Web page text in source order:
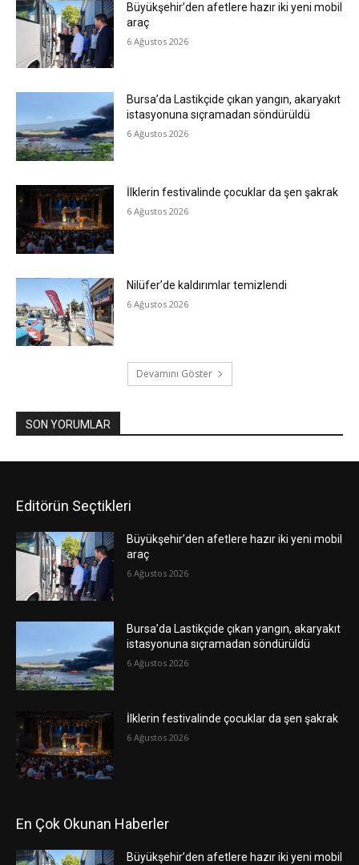
Büyükşehir’den afetlere hazır iki yeni mobil
araç
6 Ağustos 2026
Bursa’da Lastikçide çıkan yangın, akaryakıt
istasyonuna sıçramadan söndürüldü
6 Ağustos 2026
İlklerin festivalinde çocuklar da şen şakrak
6 Ağustos 2026
Nilüfer’de kaldırımlar temizlendi
6 Ağustos 2026
Devamını Göster
SON YORUMLAR
Editörün Seçtikleri
Büyükşehir’den afetlere hazır iki yeni mobil
araç
6 Ağustos 2026
Bursa’da Lastikçide çıkan yangın, akaryakıt
istasyonuna sıçramadan söndürüldü
6 Ağustos 2026
İlklerin festivalinde çocuklar da şen şakrak
6 Ağustos 2026
En Çok Okunan Haberler
Büyükşehir’den afetlere hazır iki yeni mobil